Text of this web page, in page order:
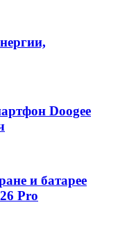
Doogee
и батарее
Pro